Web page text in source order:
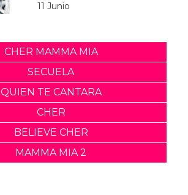
11 Junio
CHER MAMMA MIA
SECUELA
QUIEN TE CANTARA
CHER
BELIEVE CHER
MAMMA MIA 2